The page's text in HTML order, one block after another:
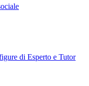
di Esperto e Tutor